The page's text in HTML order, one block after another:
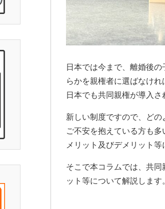
日本では今まで、離婚後
らかを親権者に選ばなけ
日本でも共同親権が導入さ
新しい制度ですので、ど
ご不安を抱えている方も
メリット及びデメリット
そこで本コラムでは、共
ット等について解説します